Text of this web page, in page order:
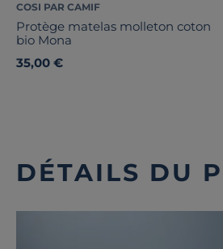
COSI PAR CAMIF
Protège matelas molleton coton
bio Mona
35,00 €
DÉTAILS DU